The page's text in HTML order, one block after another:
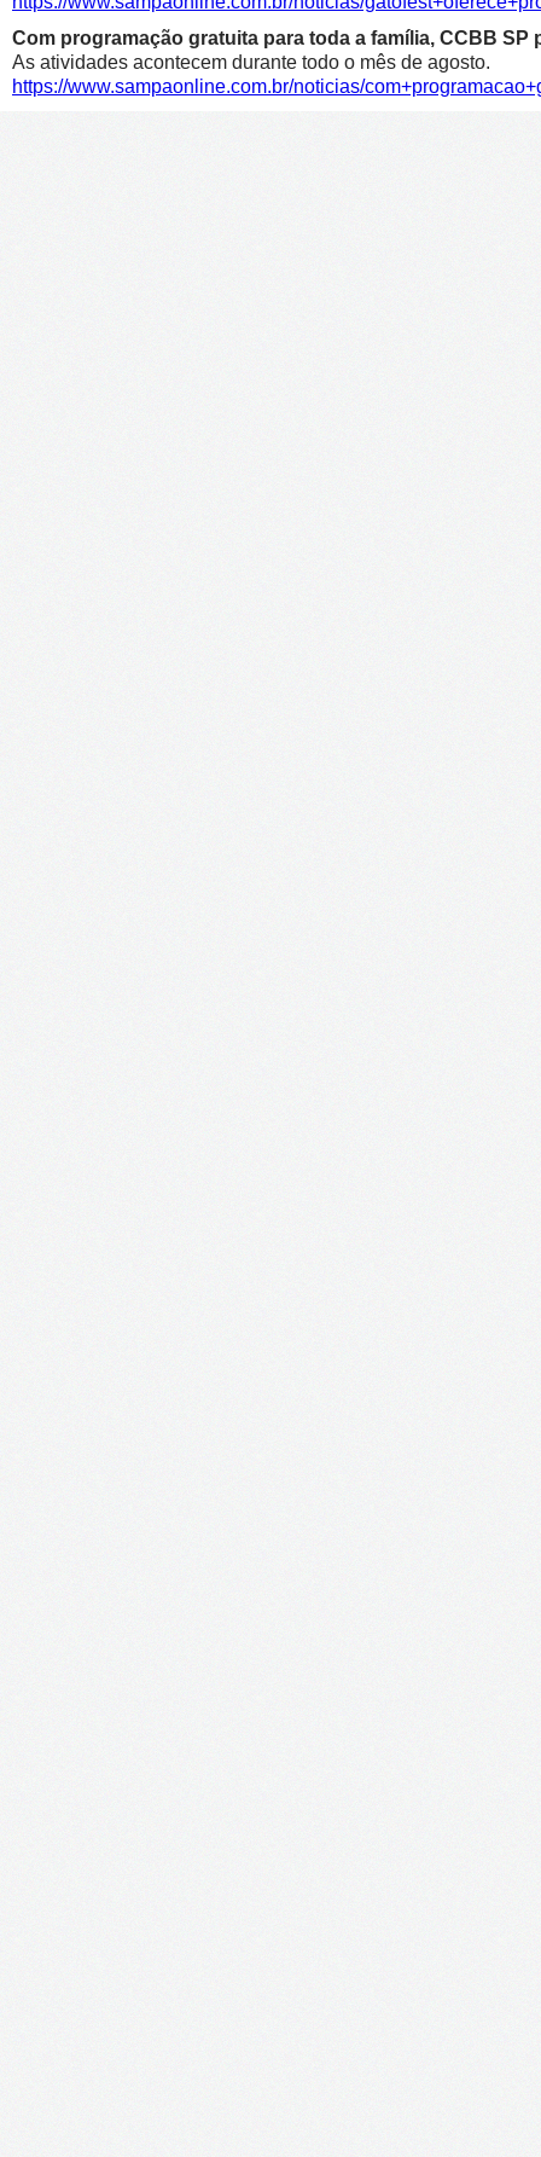
Com programação gratuita para toda a família, CCBB
As atividades acontecem durante todo o mês de agosto.
https://www.sampaonline.com.br/noticias/